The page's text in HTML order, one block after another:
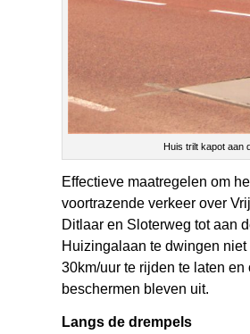
Huis trilt kapot aan
Effectieve maatregelen om
voortrazende verkeer over
Ditlaar en Sloterweg tot aan
Huizingalaan te dwingen niet
30km/uur te rijden te laten en
beschermen bleven uit.
Langs de drempels